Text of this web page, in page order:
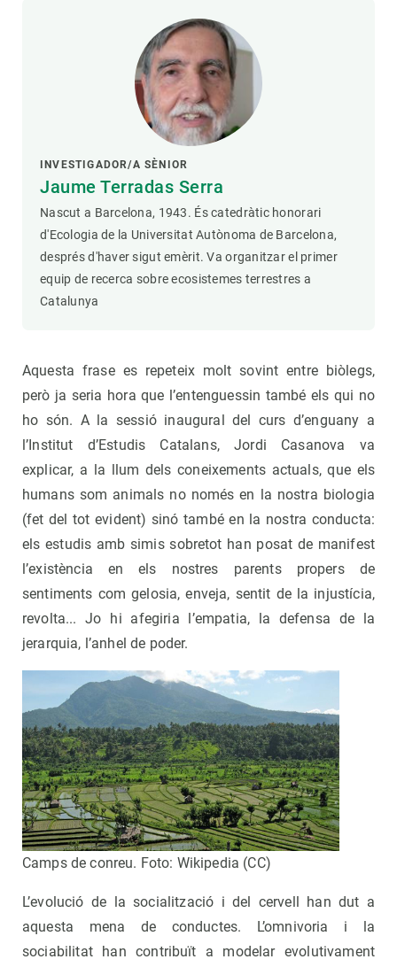
INVESTIGADOR/A SÈNIOR
Jaume Terradas Serra
Nascut a Barcelona, 1943. És catedràtic honorari
d'Ecologia de la Universitat Autònoma de Barcelona,
després d'haver sigut emèrit. Va organitzar el primer
equip de recerca sobre ecosistemes terrestres a
Catalunya
Aquesta frase es repeteix molt sovint entre biòlegs,
però ja seria hora que l’entenguessin també els qui no
ho són. A la sessió inaugural del curs d’enguany a
l’Institut d’Estudis Catalans, Jordi Casanova va
explicar, a la llum dels coneixements actuals, que els
humans som animals no només en la nostra biologia
(fet del tot evident) sinó també en la nostra conducta:
els estudis amb simis sobretot han posat de manifest
l’existència en els nostres parents propers de
sentiments com gelosia, enveja, sentit de la injustícia,
revolta... Jo hi afegiria l’empatia, la defensa de la
jerarquia, l’anhel de poder.
Camps de conreu. Foto: Wikipedia (CC)
L’evolució de la socialització i del cervell han dut a
aquesta mena de conductes. L’omnivoria i la
sociabilitat han contribuït a modelar evolutivament